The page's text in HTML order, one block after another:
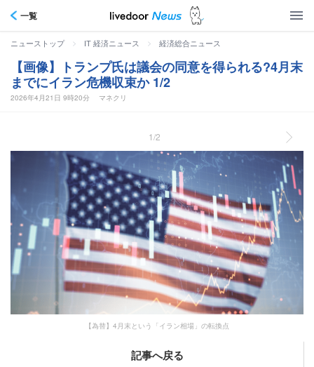
一覧
ニューストップ > IT 経済ニュース > 経済総合ニュース
【画像】トランプ氏は議会の同意を得られる?4月末
までにイラン危機収束か 1/2
2026年4月21日 9時20分 マネクリ
1/2
【為替】4月末という「イラン相場」の転換点
記事へ戻る